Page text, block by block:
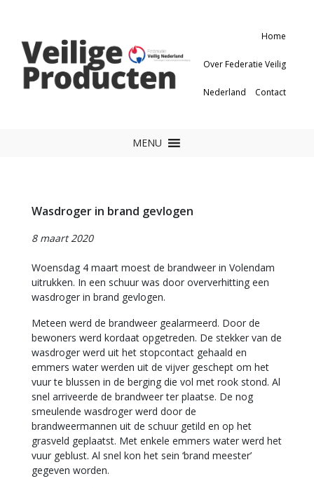
Home
Over Federatie Veilig
Nederland Contact
MENU
Wasdroger in brand gevlogen
8 maart 2020
Woensdag 4 maart moest de brandweer in Volendam
uitrukken. In een schuur was door oververhitting een
wasdroger in brand gevlogen.
Meteen werd de brandweer gealarmeerd. Door de
bewoners werd kordaat opgetreden. De stekker van de
wasdroger werd uit het stopcontact gehaald en
emmers water werden uit de vijver geschept om het
vuur te blussen in de berging die vol met rook stond. Al
snel arriveerde de brandweer ter plaatse. De nog
smeulende wasdroger werd door de
brandweermannen uit de schuur getild en op het
grasveld geplaatst. Met enkele emmers water werd het
vuur geblust. Al snel kon het sein ‘brand meester’
gegeven worden.